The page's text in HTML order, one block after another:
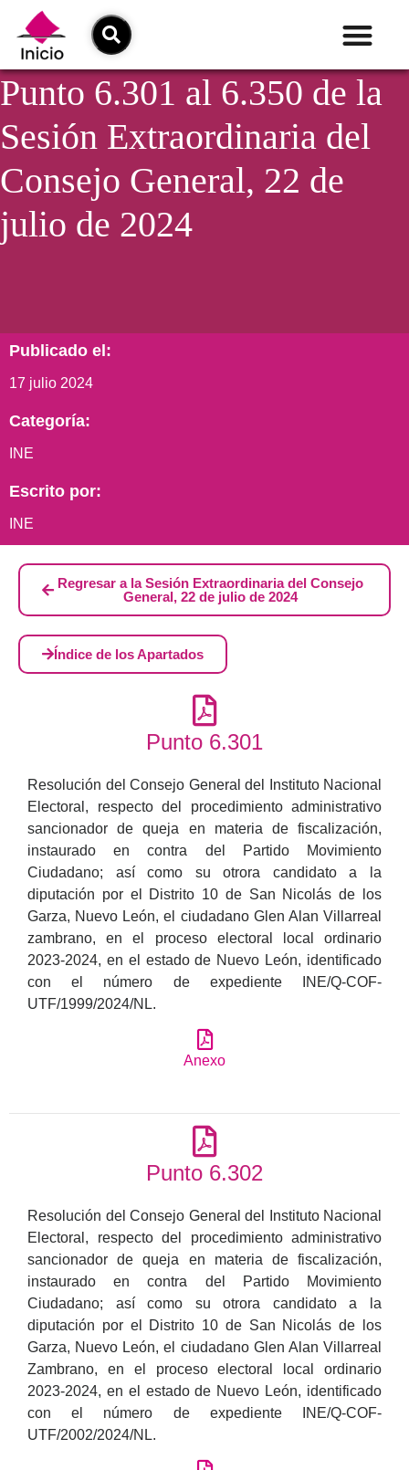
Punto 6.301 al 6.350 de la
Sesión Extraordinaria del
Consejo General, 22 de
julio de 2024
Publicado el:
17 julio 2024
Categoría:
INE
Escrito por:
INE
Regresar a la Sesión Extraordinaria del Consejo
General, 22 de julio de 2024
Índice de los Apartados
Punto 6.301
Resolución del Consejo General del Instituto Nacional
Electoral, respecto del procedimiento administrativo
sancionador de queja en materia de fiscalización,
instaurado en contra del Partido Movimiento
Ciudadano; así como su otrora candidato a la
diputación por el Distrito 10 de San Nicolás de los
Garza, Nuevo León, el ciudadano Glen Alan Villarreal
zambrano, en el proceso electoral local ordinario
2023-2024, en el estado de Nuevo León, identificado
con el número de expediente INE/Q-COF-
UTF/1999/2024/NL.
Anexo
Punto 6.302
Resolución del Consejo General del Instituto Nacional
Electoral, respecto del procedimiento administrativo
sancionador de queja en materia de fiscalización,
instaurado en contra del Partido Movimiento
Ciudadano; así como su otrora candidato a la
diputación por el Distrito 10 de San Nicolás de los
Garza, Nuevo León, el ciudadano Glen Alan Villarreal
Zambrano, en el proceso electoral local ordinario
2023-2024, en el estado de Nuevo León, identificado
con el número de expediente INE/Q-COF-
UTF/2002/2024/NL.